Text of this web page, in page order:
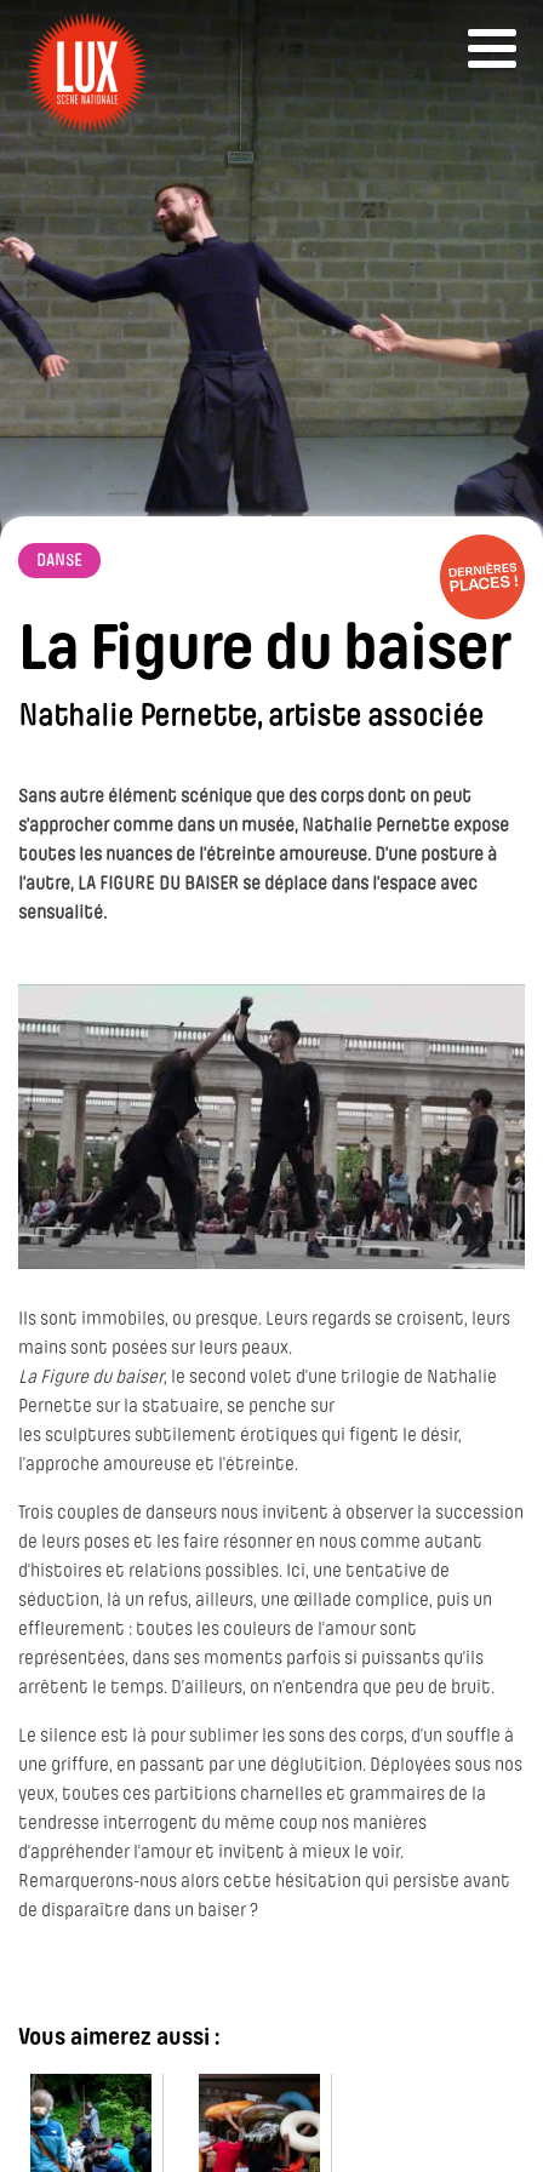
DANSE
La Figure du baiser
Nathalie Pernette, artiste associée
Sans autre élément scénique que des corps dont on peut
s’approcher comme dans un musée, Nathalie Pernette expose
toutes les nuances de l’étreinte amoureuse. D’une posture à
l’autre, LA FIGURE DU BAISER se déplace dans l’espace avec
sensualité.
Ils sont immobiles, ou presque. Leurs regards se croisent, leurs
mains sont posées sur leurs peaux.
La Figure du baiser, le second volet d’une trilogie de Nathalie
Pernette sur la statuaire, se penche sur
les sculptures subtilement érotiques qui figent le désir,
l’approche amoureuse et l’étreinte.
Trois couples de danseurs nous invitent à observer la succession
de leurs poses et les faire résonner en nous comme autant
d’histoires et relations possibles. Ici, une tentative de
séduction, là un refus, ailleurs, une œillade complice, puis un
effleurement : toutes les couleurs de l’amour sont
représentées, dans ses moments parfois si puissants qu’ils
arrêtent le temps. D’ailleurs, on n’entendra que peu de bruit.
Le silence est là pour sublimer les sons des corps, d’un souffle à
une griffure, en passant par une déglutition. Déployées sous nos
yeux, toutes ces partitions charnelles et grammaires de la
tendresse interrogent du même coup nos manières
d’appréhender l’amour et invitent à mieux le voir.
Remarquerons-nous alors cette hésitation qui persiste avant
de disparaître dans un baiser ?
Vous aimerez aussi :